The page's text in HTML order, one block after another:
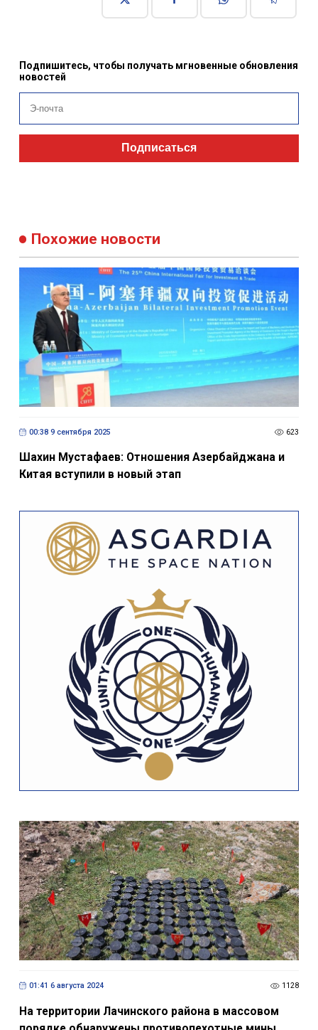
Подпишитесь, чтобы получать мгновенные обновления
новостей
Подписаться
Похожие новости
00:38 9 сентября 2025 623
Шахин Мустафаев: Отношения Азербайджана и
Китая вступили в новый этап
01:41 6 августа 2024 1128
На территории Лачинского района в массовом